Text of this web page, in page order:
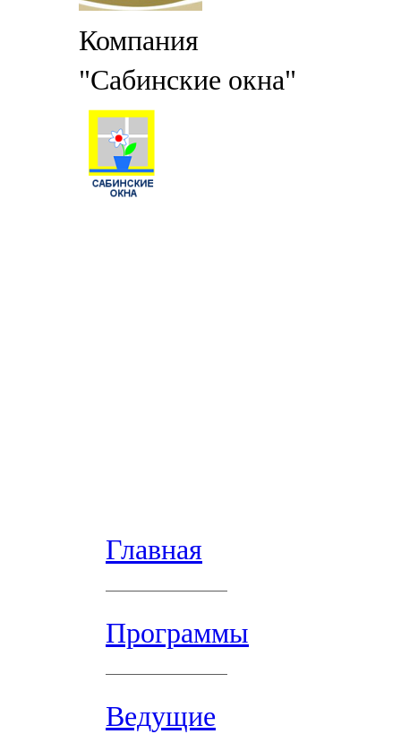
Компания
"Сабинские окна"
Главная
Программы
Ведущие